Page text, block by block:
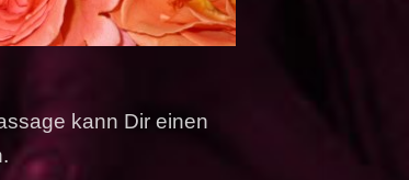
kann Dir einen